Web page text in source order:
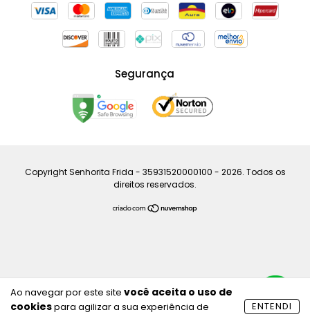
Ao navegar por este site você aceita o uso de
cookiespara agilizar a sua experiência de
ENTENDI
Segurança
Copyright Senhorita Frida - 35931520000100 - 2026. Todos os
direitos reservados.